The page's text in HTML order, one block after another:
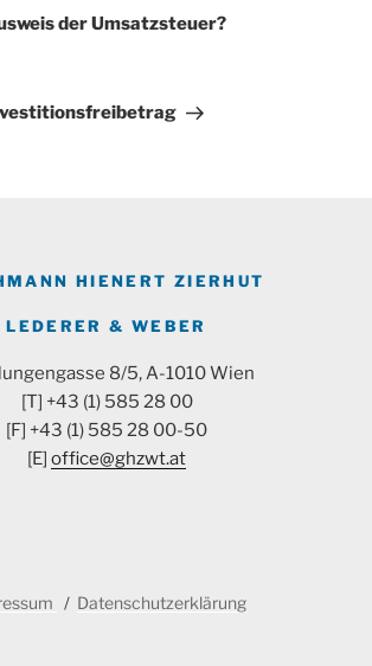
der Umsatzsteuer?
HIENERT ZIERHUT
LEDERER & WEBER
8/5, A-1010 Wien
[T] +43 (1) 585 28 00
[F] +43 (1) 585 28 00-50
[E] office@ghzwt.at
Datenschutzerklärung